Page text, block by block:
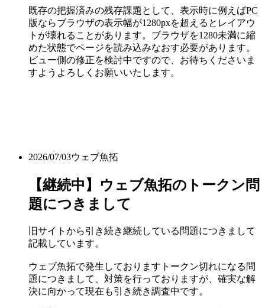
既存の把握済みの残存課題として、表示時に例えばPC
版ならブラウザの表示幅が1280pxを超えるとレイアウ
トが壊れることがあります。ブラウザを1280未満に縮
めた状態でページを読み込みなおす必要があります。
ビュー側の修正を検討中ですので、お待ちくださいま
すようよろしくお願いいたします。
2026/07/03ウェブ魚拓
【継続中】ウェブ魚拓のトークン問
題につきまして
旧サイトから引き続き継続している問題につきまして
記載しています。
ウェブ魚拓で発生しておりますトークン切れになる問
題につきまして、対策を行っておりますが、確実な解
決に向かって現在も引き続き調査中です。